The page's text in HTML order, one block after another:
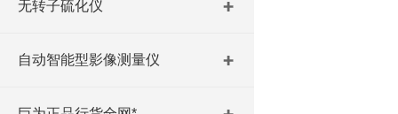
无转子硫化仪
自动智能型影像测量仪